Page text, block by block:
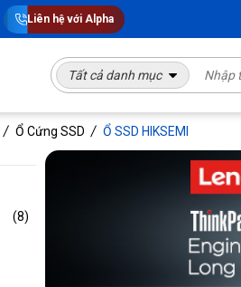
Liên hệ với Alpha
Tất cả danh mục
Ổ Cứng SSD Ổ SSD HIKSEMI
(8)